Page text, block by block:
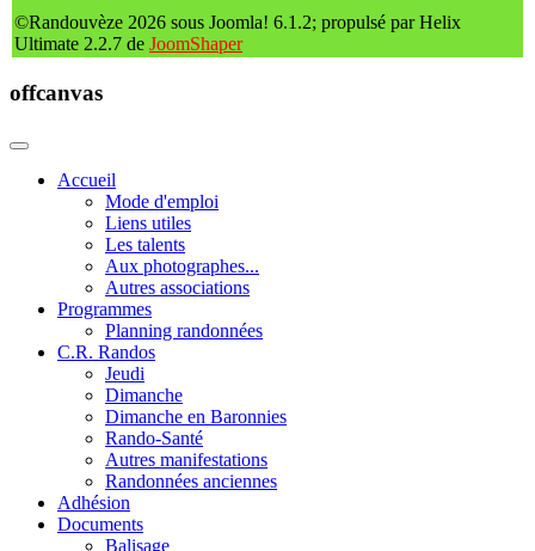
©Randouvèze 2026 sous Joomla! 6.1.2; propulsé par Helix
Ultimate 2.2.7 de JoomShaper
offcanvas
Accueil
Mode d'emploi
Liens utiles
Les talents
Aux photographes...
Autres associations
Programmes
Planning randonnées
C.R. Randos
Jeudi
Dimanche
Dimanche en Baronnies
Rando-Santé
Autres manifestations
Randonnées anciennes
Adhésion
Documents
Balisage